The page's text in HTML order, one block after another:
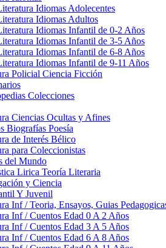
Idiomas Adolecentes
Idiomas Adultos
Idiomas Infantil de 0-2 Años
Idiomas Infantil de 3-5 Años
Idiomas Infantil de 6-8 Años
Idiomas Infantil de 9-11 Años
Policial Ciencia Ficción
Colecciones
Ciencias Ocultas y Afines
Biografías Poesía
de Interés Bélico
para Coleccionistas
del Mundo
Lirica Teoría Literaria
y Ciencia
Y Juvenil
Inf / Teoria, Ensayos, Guias
Inf / Cuentos Edad 0 A 2 Años
Inf / Cuentos Edad 3 A 5 Años
Inf / Cuentos Edad 6 A 8 Años